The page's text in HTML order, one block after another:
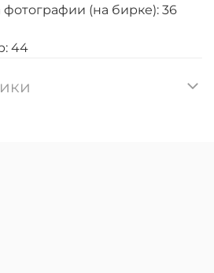
(на бирке): 36
44